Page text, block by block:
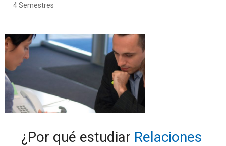
4 Semestres
¿Por qué estudiar Relaciones